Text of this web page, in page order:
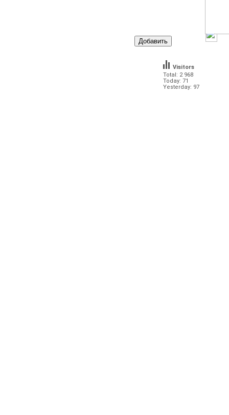
Total: 2 968
Today: 71
Yesterday: 97
Visitors